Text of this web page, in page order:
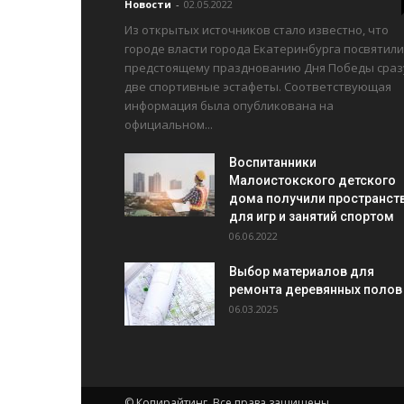
Новости - 02.05.2022
Из открытых источников стало известно, что
городе власти города Екатеринбурга посвятили
предстоящему празднованию Дня Победы
две спортивные эстафеты. Соответствующая
информация была опубликована на
официальном...
Воспитанники
Малоистокского детского
дома получили
для игр и занятий спортом
06.06.2022
Выбор материалов для
ремонта деревянных полов
06.03.2025